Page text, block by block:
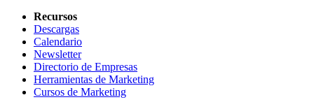
Recursos
Descargas
Calendario
Newsletter
Directorio de Empresas
Herramientas de Marketing
Cursos de Marketing